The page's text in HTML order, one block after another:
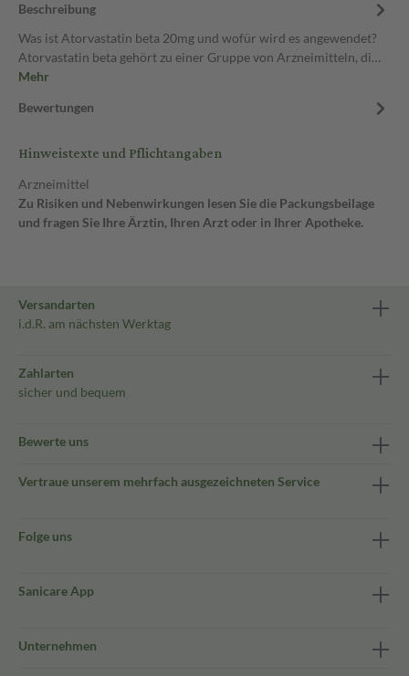
Beschreibung
Was ist Atorvastatin beta 20mg und wofür wird es angewendet?
Atorvastatin beta gehört zu einer Gruppe von Arzneimitteln, di…
Mehr
Bewertungen
Hinweistexte und Pflichtangaben
Arzneimittel
Zu Risiken und Nebenwirkungen lesen Sie die Packungsbeilage
und fragen Sie Ihre Ärztin, Ihren Arzt oder in Ihrer Apotheke.
Versandarten
i.d.R. am nächsten Werktag
Zahlarten
sicher und bequem
Bewerte uns
Vertraue unserem mehrfach ausgezeichneten Service
Folge uns
Sanicare App
Unternehmen